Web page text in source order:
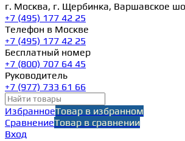
г. Москва, г. Щербинка, Варшавское
+7 (495) 177 42 25
Телефон в Москве
+7 (495) 177 42 25
Бесплатный номер
+7 (800) 707 64 45
Руководитель
+7 (977) 733 61 66
ИзбранноеТовар в избранном
СравнениеТовар в сравнении
Вход